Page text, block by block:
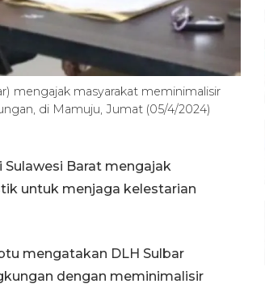
mengajak masyarakat meminimalisir
di Mamuju, Jumat (05/4/2024)
Sulawesi Barat mengajak
untuk menjaga kelestarian
mengatakan DLH Sulbar
dengan meminimalisir